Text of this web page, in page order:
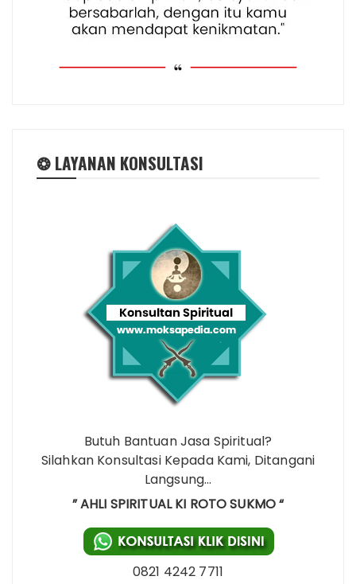
❂ LAYANAN KONSULTASI
Butuh Bantuan Jasa Spiritual?
Silahkan Konsultasi Kepada Kami, Ditangani
Langsung…
” AHLI SPIRITUAL KI ROTO SUKMO “
0821 4242 7711